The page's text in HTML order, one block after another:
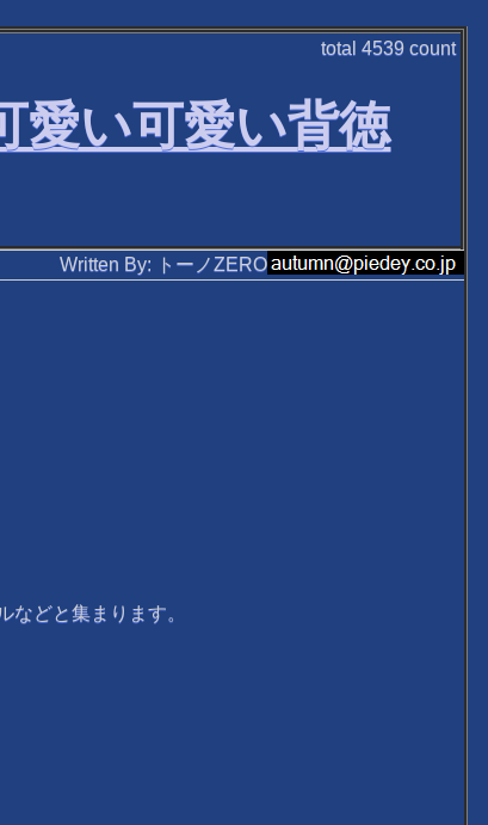
total4539 count
愛い可愛い背徳
Written By: トーノZERO
どと集まります。